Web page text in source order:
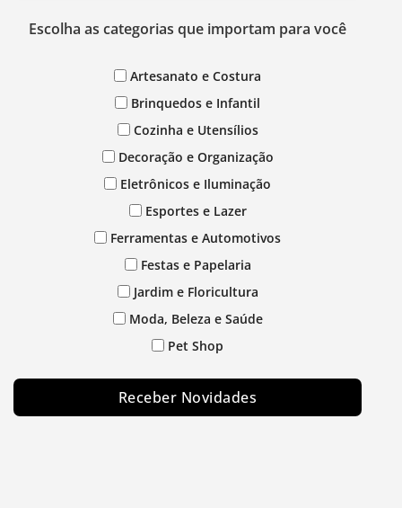
Escolha as categorias que importam para você
Artesanato e Costura
Brinquedos e Infantil
Cozinha e Utensílios
Decoração e Organização
Eletrônicos e Iluminação
Esportes e Lazer
Ferramentas e Automotivos
Festas e Papelaria
Jardim e Floricultura
Moda, Beleza e Saúde
Pet Shop
Receber Novidades